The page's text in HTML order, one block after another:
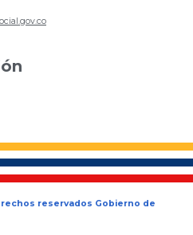
reservados Gobierno de